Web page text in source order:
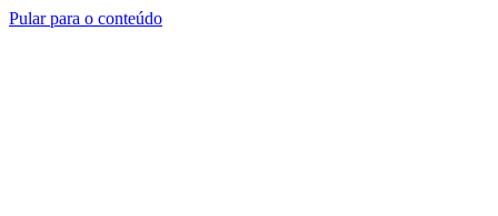
Pular para o conteúdo